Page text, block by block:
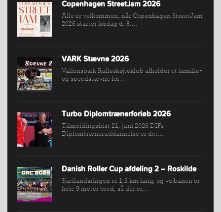
Copenhagen StreetJam 2026
Alle er velkommen, når Copenhagen StreetJam
2026 starter lørdag d. 8....
VARK Stævne 2026
Vallensbæk Rulleskøjteklub afholder et familie-
og speedstævne for...
Turbo Diplomtrænerforløb 2026
Tilmeldingsfrist 21. juni 2026 DIFs
Diplomtræneruddannelse er det...
Danish Roller Cup afdeling 2 – Roskilde
Sjællandsringen er 1,3 km lang, og vejbanen er
hele 9 meter bred, så der er...